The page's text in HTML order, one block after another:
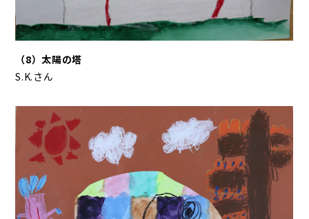
（8）太陽の塔
S.K.さん